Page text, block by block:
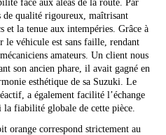
face aux aléas de la route. Par
de qualité rigoureux, maîtrisant
et la tenue aux intempéries. Grâce à
le véhicule est sans faille, rendant
amateurs. Un client nous
son ancien phare, il avait gagné en
esthétique de sa Suzuki. Le
a également facilité l’échange
la fiabilité globale de cette pièce.
orange correspond strictement au